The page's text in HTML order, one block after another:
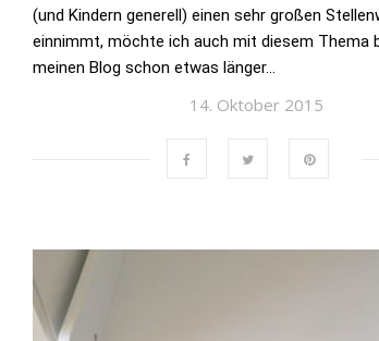
(und Kindern generell) einen sehr großen
einnimmt, möchte ich auch mit diesem Thema
meinen Blog schon etwas länger…
14. Oktober 2015